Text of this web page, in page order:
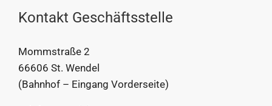
Kontakt Geschäftsstelle
Mommstraße 2
66606 St. Wendel
(Bahnhof – Eingang Vorderseite)